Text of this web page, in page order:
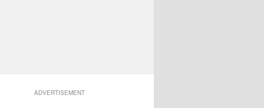
ADVERTISEMENT